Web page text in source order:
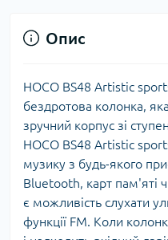
Опис
HOCO BS48 Artistic
бездротова колонка,
зручний корпус зі
HOCO BS48 Artistic
музику з будь-якого
Bluetooth, карт пам'яті
є можливість слухати
функції FM. Коли